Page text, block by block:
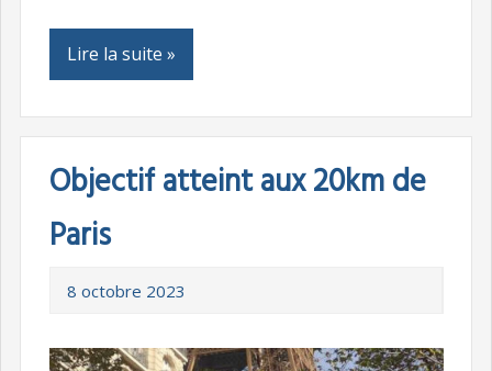
Lire la suite »
Objectif atteint aux 20km de
Paris
8 octobre 2023